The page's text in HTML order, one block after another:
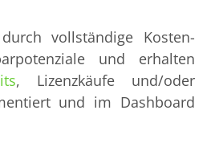
vollständige Kosten-
und erhalten
, Lizenzkäufe und/oder
und im Dashboard